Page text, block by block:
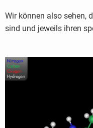
Wir können also sehen,
sind und jeweils ihren